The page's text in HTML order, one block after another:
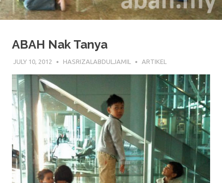
ABAH Nak Tanya
JULY 10, 2012 HASRIZALABDULJAMIL ARTIKEL